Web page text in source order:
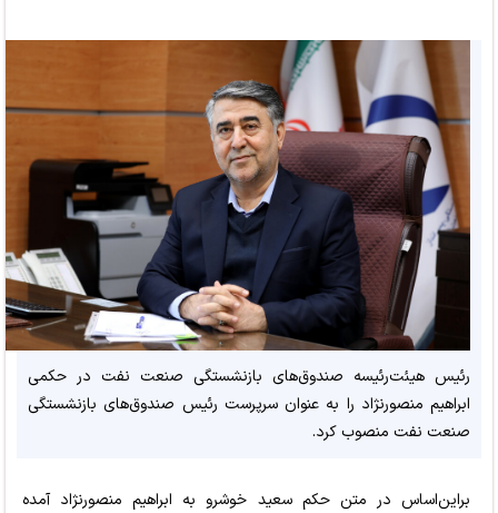
رئیس هیئت‌رئیسه صندوق‌های بازنشستگی صنعت نفت در حکمی
ابراهیم منصورنژاد را به عنوان سرپرست رئیس صندوق‌های بازنشستگی
صنعت نفت منصوب کرد.
براین‌اساس در متن حکم سعید خوشرو به ابراهیم منصورنژاد آمده